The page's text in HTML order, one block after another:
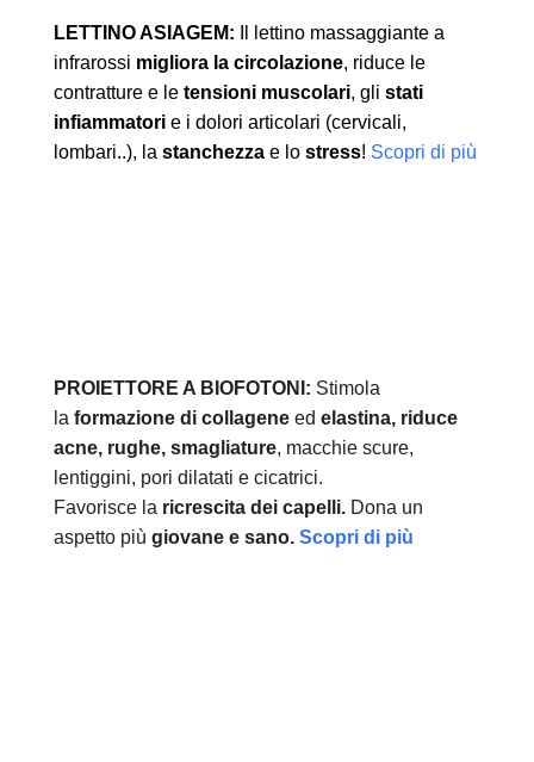
LETTINO ASIAGEM:
Il lettino massaggiante a
infrarossi migliora la circolazione, riduce le
contratture e le tensioni muscolari, gli stati
infiammatori e i dolori articolari (cervicali,
lombari..), la stanchezzae lo stress! Scopri di più
PROIETTORE A BIOFOTONI: Stimola
la formazione di collagene ed elastina, riduce
acne, rughe, smagliature, macchie scure,
lentiggini, pori dilatati e cicatrici.
Favorisce la ricrescita dei capelli. Dona un
aspetto più giovane e sano. Scopri di più